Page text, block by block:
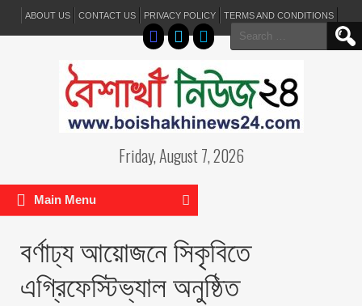
ABOUT US CONTACT US PRIVACY POLICY TERMS AND CONDITIONS
Search
for:
Friday, August 7, 2026
Main Menu
বর্ণাঢ্য আয়োজনে সিকৃবিতে
এগ্রিফেস্টিভ্যাল অনুষ্ঠিত